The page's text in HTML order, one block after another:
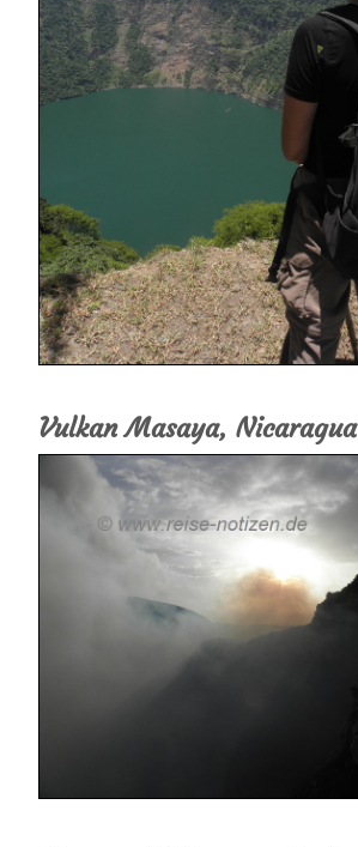
Vulkan Masaya, Nicaragua